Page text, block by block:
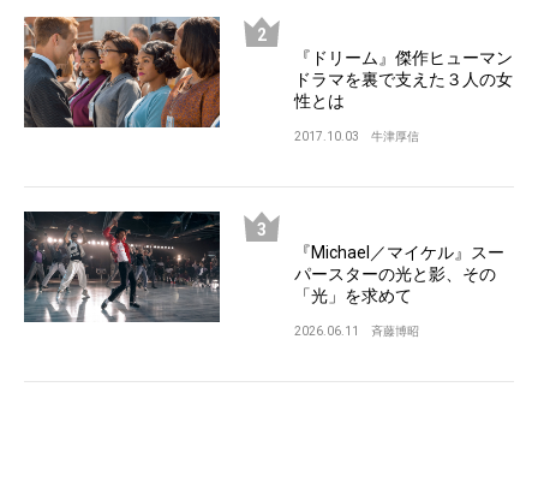
『ドリーム』傑作ヒューマン
ドラマを裏で支えた３人の女
性とは
2017.10.03 牛津厚信
『Michael／マイケル』スー
パースターの光と影、その
「光」を求めて
2026.06.11 斉藤博昭